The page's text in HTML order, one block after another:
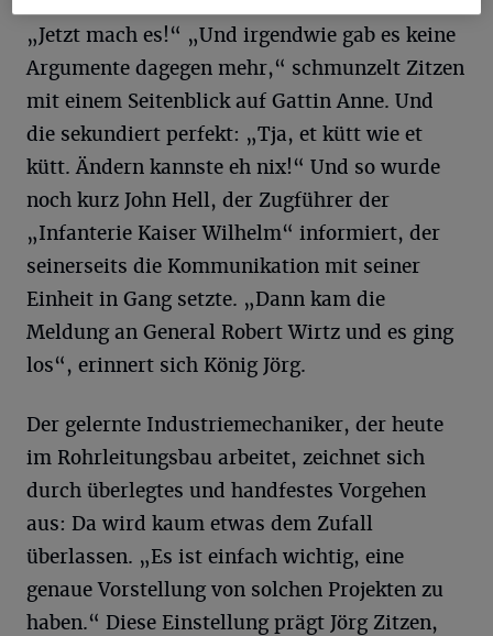
„Jetzt mach es!“ „Und irgendwie gab es keine
Argumente dagegen mehr,“ schmunzelt Zitzen
mit einem Seitenblick auf Gattin Anne. Und
die sekundiert perfekt: „Tja, et kütt wie et
kütt. Ändern kannste eh nix!“ Und so wurde
noch kurz John Hell, der Zugführer der
„Infanterie Kaiser Wilhelm“ informiert, der
seinerseits die Kommunikation mit seiner
Einheit in Gang setzte. „Dann kam die
Meldung an General Robert Wirtz und es ging
los“, erinnert sich König Jörg.
Der gelernte Industriemechaniker, der heute
im Rohrleitungsbau arbeitet, zeichnet sich
durch überlegtes und handfestes Vorgehen
aus: Da wird kaum etwas dem Zufall
überlassen. „Es ist einfach wichtig, eine
genaue Vorstellung von solchen Projekten zu
haben.“ Diese Einstellung prägt Jörg Zitzen,